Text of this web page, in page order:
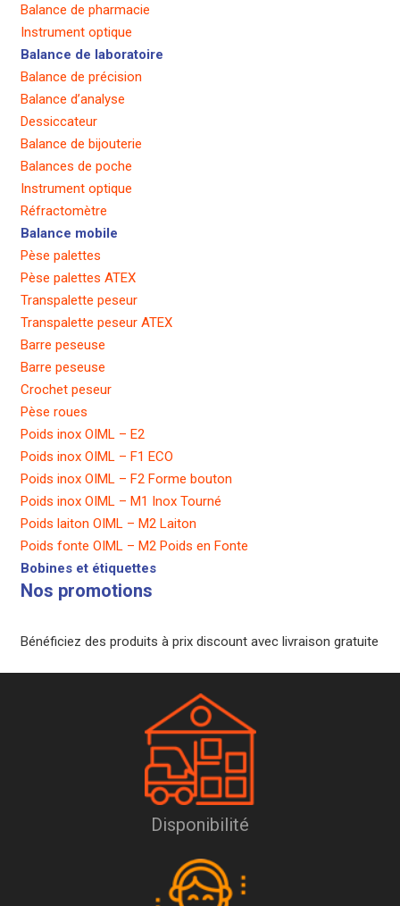
Balance de pharmacie
Instrument optique
Balance de laboratoire
Balance de précision
Balance d’analyse
Dessiccateur
Balance de bijouterie
Balances de poche
Instrument optique
Réfractomètre
Balance mobile
Pèse palettes
Pèse palettes ATEX
Transpalette peseur
Transpalette peseur ATEX
Barre peseuse
Barre peseuse
Crochet peseur
Pèse roues
Poids inox OIML – E2
Poids inox OIML – F1 ECO
Poids inox OIML – F2 Forme bouton
Poids inox OIML – M1 Inox Tourné
Poids laiton OIML – M2 Laiton
Poids fonte OIML – M2 Poids en Fonte
Bobines et étiquettes
Nos promotions
Bénéficiez des produits à prix discount avec livraison gratuite
Disponibilité